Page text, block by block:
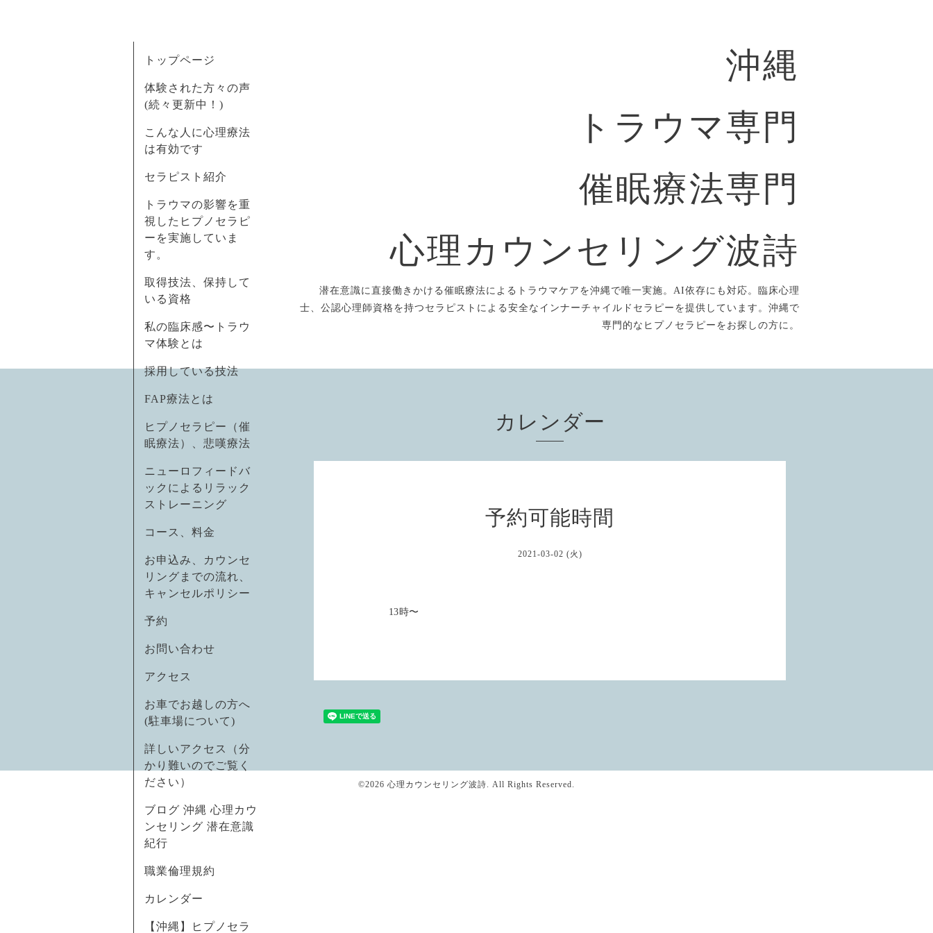
沖縄
トラウマ専門
催眠療法専門
心理カウンセリング波詩
潜在意識に直接働きかける催眠療法によるトラウマケアを沖縄で唯一実施。AI依存にも対応。臨床心理
士、公認心理師資格を持つセラピストによる安全なインナーチャイルドセラピーを提供しています。沖縄で
専門的なヒプノセラピーをお探しの方に。
トップページ
体験された方々の声
(続々更新中！)
こんな人に心理療法
は有効です
セラピスト紹介
トラウマの影響を重
視したヒプノセラピ
ーを実施していま
す。
取得技法、保持して
いる資格
私の臨床感〜トラウ
マ体験とは
採用している技法
FAP療法とは
ヒプノセラピー（催
眠療法）、悲嘆療法
ニューロフィードバ
ックによるリラック
ストレーニング
コース、料金
お申込み、カウンセ
リングまでの流れ、
キャンセルポリシー
予約
お問い合わせ
アクセス
お車でお越しの方へ
(駐車場について)
詳しいアクセス（分
かり難いのでご覧く
ださい）
ブログ 沖縄 心理カウ
ンセリング 潜在意識
紀行
職業倫理規約
カレンダー
【沖縄】ヒプノセラ
カレンダー
予約可能時間
2021-03-02 (火)
13時〜
©2026 心理カウンセリング波詩 . All Rights Reserved.